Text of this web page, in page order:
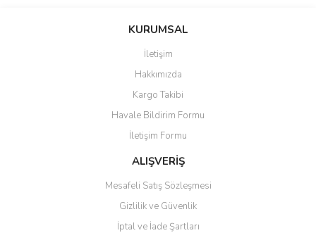
KURUMSAL
İletişim
Hakkımızda
Kargo Takibi
Havale Bildirim Formu
İletişim Formu
ALIŞVERİŞ
Mesafeli Satış Sözleşmesi
Gizlilik ve Güvenlik
İptal ve İade Şartları